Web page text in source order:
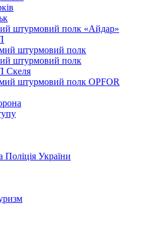
штурмовий полк «Айдар»
штурмовий полк
штурмовий полк
Скеля
штурмовий полк OPFOR
Поліція України